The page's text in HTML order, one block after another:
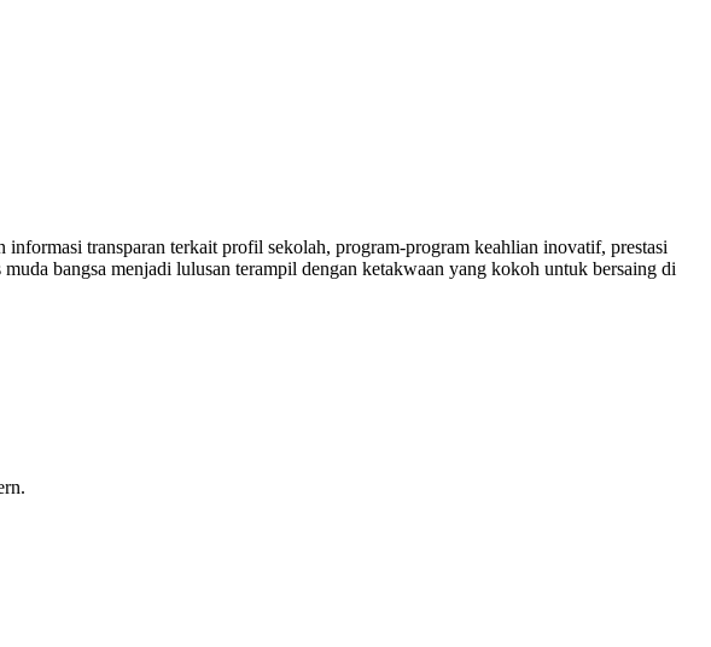
transparan terkait profil sekolah, program-program keahlian inovatif, prestasi
bangsa menjadi lulusan terampil dengan ketakwaan yang kokoh untuk bersaing di